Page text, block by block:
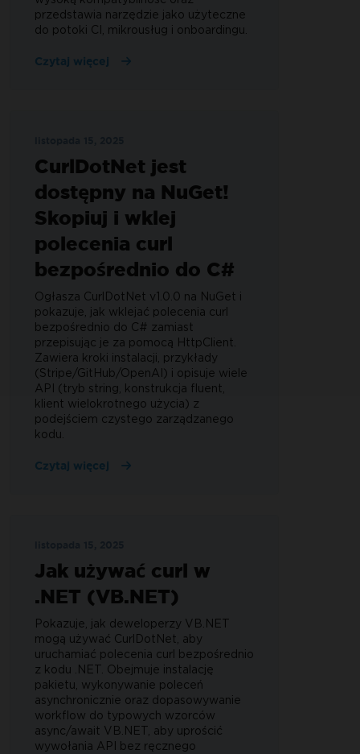
przedstawia narzędzie jako użyteczne
do potoki CI, mikrousług i onboardingu.
Czytaj więcej
CurlDotNet jest
dostępny na NuGet!
Skopiuj i wklej
polecenia curl
bezpośrednio do C#
Ogłasza CurlDotNet v1.0.0 na NuGet i
pokazuje, jak wklejać polecenia curl
bezpośrednio do C# zamiast
przepisując je za pomocą HttpClient.
Zawiera kroki instalacji, przykłady
(Stripe/GitHub/OpenAI) i opisuje wiele
API (tryb string, konstrukcja fluent,
klient wielokrotnego użycia) z
podejściem czystego zarządzanego
kodu.
Czytaj więcej
Jak używać curl w
.NET (VB.NET)
Pokazuje, jak deweloperzy VB.NET
mogą używać CurlDotNet, aby
uruchamiać polecenia curl bezpośrednio
z kodu .NET. Obejmuje instalację
pakietu, wykonywanie poleceń
asynchronicznie oraz dopasowywanie
workflow do typowych wzorców
async/await VB.NET, aby uprościć
wywołania API bez ręcznego